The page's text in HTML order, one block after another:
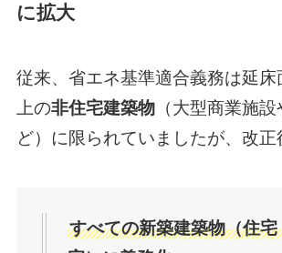
に拡大
従来、省エネ基準適合義務は延床
上の非住宅建築物（大型商業施設
ど）に限られていましたが、改
すべての新築建築物（住宅